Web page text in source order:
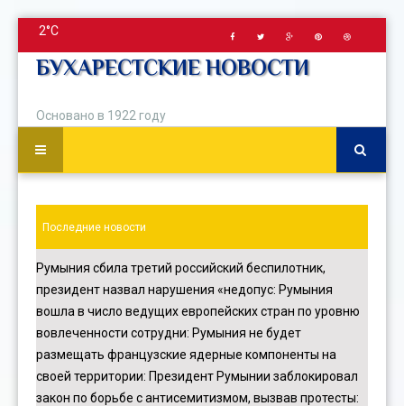
2°C
БУХАРЕСТСКИЕ НОВОСТИ
Основано в 1922 году
Последние новости
Румыния сбила третий российский беспилотник,
президент назвал нарушения «недопус: Румыния
вошла в число ведущих европейских стран по уровню
вовлеченности сотрудни: Румыния не будет
размещать французские ядерные компоненты на
своей территории: Президент Румынии заблокировал
закон по борьбе с антисемитизмом, вызвав протесты: